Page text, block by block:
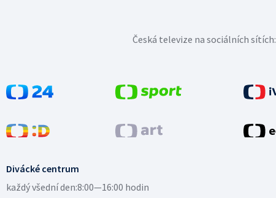
Česká televize na sociálních sítích:
Divácké centrum
každý všední den:8:00—16:00 hodin